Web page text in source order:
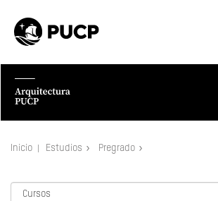
Inicio Estudios Pregrado